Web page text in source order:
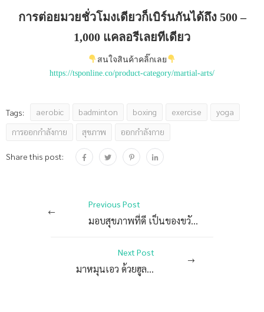
การต่อยมวยชั่วโมงเดียวก็เบิร์นกันได้ถึง 500 –
1,000 แคลอรีเลยทีเดียว
สนใจสินค้าคลิ๊กเลย
https://tsponline.co/product-category/martial-arts/
Tags: aerobic badminton boxing exercise
yoga
การออกกำลังกาย
สุขภาพ ออกกำลังกาย
Share this post:
Previous Post
มอบสุขภาพที่ดี เป็นของขวัญกันเถอะ
Next Post
มาหมุนเอว ด้วยฮูลาฮูปกัน